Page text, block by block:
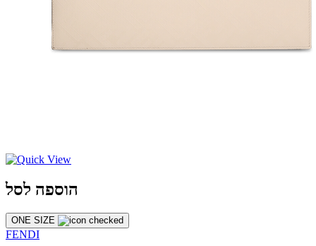
הוספה לסל
ONE SIZE
FENDI